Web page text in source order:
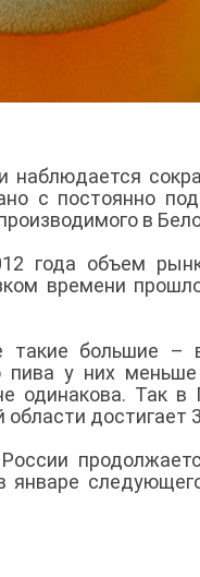
наблюдается
с постоянно
в
года объем
времени
большие –
пива у них
одинакова. Так в
достигает
январе